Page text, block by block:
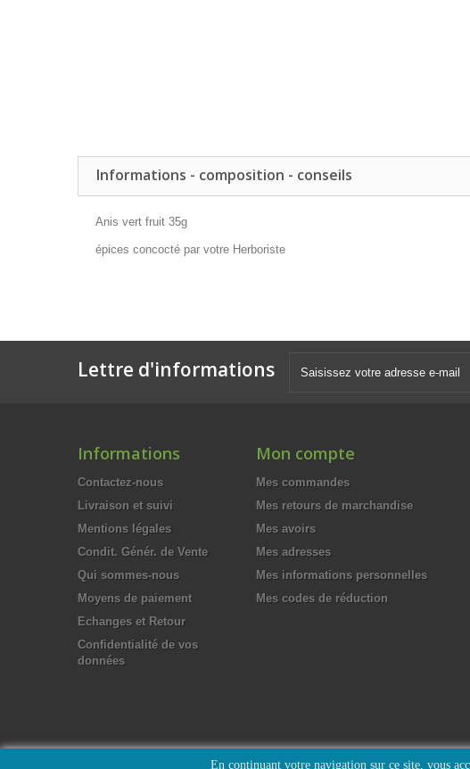
Informations - composition - conseils
Anis vert fruit 35g
épices concocté par votre Herboriste
Lettre d'informations
Informations
Contactez-nous
Livraison et suivi
Mentions légales
Condit. Génér. de Vente
Qui sommes-nous
Moyens de paiement
Echanges et Retour
Confidentialité de vos
données
Mon compte
Mes commandes
Mes retours de marchandise
Mes avoirs
Mes adresses
Mes informations personnelles
Mes codes de réduction
En continuant votre navigation sur ce site, vous